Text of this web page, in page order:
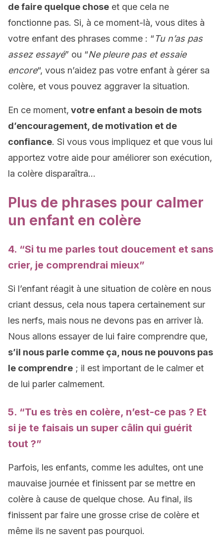
de faire quelque chose et que cela ne
fonctionne pas. Si, à ce moment-là, vous dites à
votre enfant des phrases comme : “Tu n’as pas
assez essayé” ou “Ne pleure pas et essaie
encore“, vous n’aidez pas votre enfant à gérer sa
colère, et vous pouvez aggraver la situation.
En ce moment, votre enfant a besoin de mots
d’encouragement, de motivation et de
confiance. Si vous vous impliquez et que vous lui
apportez votre aide pour améliorer son exécution,
la colère disparaîtra…
Plus de phrases pour calmer
un enfant en colère
4. “Si tu me parles tout doucement et sans
crier, je comprendrai mieux”
Si l’enfant réagit à une situation de colère en nous
criant dessus, cela nous tapera certainement sur
les nerfs, mais nous ne devons pas en arriver là.
Nous allons essayer de lui faire comprendre que,
s’il nous parle comme ça, nous ne pouvons pas
le comprendre ; il est important de le calmer et
de lui parler calmement.
5. “Tu es très en colère, n’est-ce pas ? Et
si je te faisais un super câlin qui guérit
tout ?”
Parfois, les enfants, comme les adultes, ont une
mauvaise journée et finissent par se mettre en
colère à cause de quelque chose. Au final, ils
finissent par faire une grosse crise de colère et
même ils ne savent pas pourquoi.